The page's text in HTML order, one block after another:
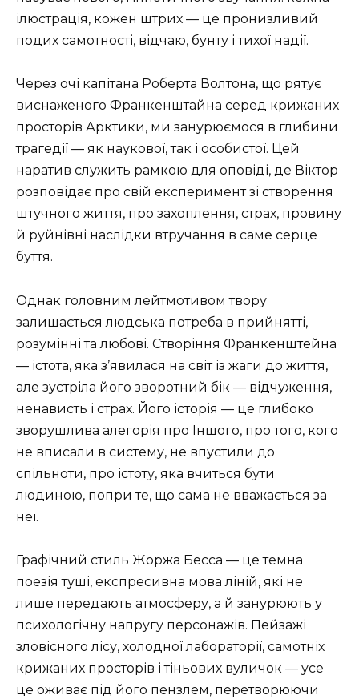
ілюстрація, кожен штрих — це пронизливий
подих самотності, відчаю, бунту і тихої надії.
Через очі капітана Роберта Волтона, що рятує
виснаженого Франкенштайна серед крижаних
просторів Арктики, ми занурюємося в глибини
трагедії — як наукової, так і особистої. Цей
наратив служить рамкою для оповіді, де Віктор
розповідає про свій експеримент зі створення
штучного життя, про захоплення, страх, провину
й руйнівні наслідки втручання в саме серце
буття.
Однак головним лейтмотивом твору
залишається людська потреба в прийнятті,
розумінні та любові. Створіння Франкенштейна
— істота, яка з’явилася на світ із жаги до життя,
але зустріла його зворотний бік — відчуження,
ненависть і страх. Його історія — це глибоко
зворушлива алегорія про Іншого, про того, кого
не вписали в систему, не впустили до
спільноти, про істоту, яка вчиться бути
людиною, попри те, що сама не вважається за
неї.
Графічний стиль Жоржа Бесса — це темна
поезія туші, експресивна мова ліній, які не
лише передають атмосферу, а й занурюють у
психологічну напругу персонажів. Пейзажі
зловісного лісу, холодної лабораторії, самотніх
крижаних просторів і тіньових вуличок — усе
це оживає під його пензлем, перетворюючи